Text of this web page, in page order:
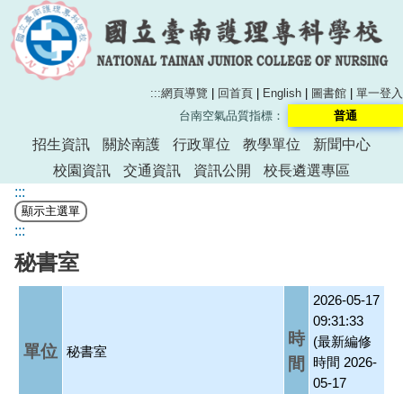
:::網頁導覽 | 回首頁 | English | 圖書館 | 單一登入
台南空氣品質指標：
普通
招生資訊 關於南護 行政單位 教學單位
新聞中心
校園資訊
交通資訊 資訊公開
校長遴選專區
:::
:::
秘書室
單位 秘書室
時
間
2026-05-17
09:31:33
(最新編修
時間 2026-
05-17